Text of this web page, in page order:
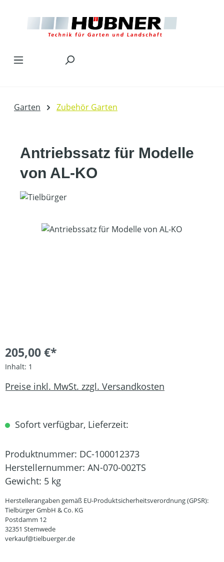
Garten Zubehör Garten
Antriebssatz für Modelle
von AL-KO
Bildergalerie überspringen
205,00 €*
Inhalt: 1
Preise inkl. MwSt. zzgl. Versandkosten
Sofort verfügbar, Lieferzeit:
Produktnummer: DC-100012373
Herstellernummer: AN-070-002TS
Gewicht: 5 kg
Herstellerangaben gemäß EU-Produktsicherheitsverordnung (GPSR):
Tielbürger GmbH & Co. KG
Postdamm 12
32351 Stemwede
verkauf@tielbuerger.de